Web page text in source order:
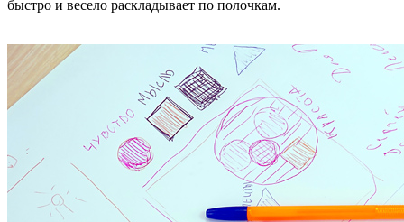
быстро и весело раскладывает по полочкам.